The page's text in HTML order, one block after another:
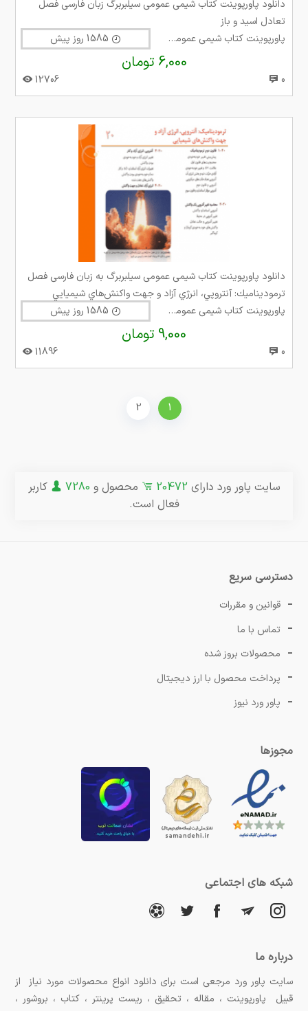
دانلود پاورپوینت کتاب شیمی عمومی سیلبربرگ زبان فارسی فصل
تعادل اسید و باز
پاورپوینت کتاب شیمی عمومی سیلبربرگ
6,000 تومان
0
12706
دانلود پاورپوینت کتاب شیمی عمومی سیلبربرگ به زبان فارسی فصل
ترموديناميك: آنتروپي، انرژي آزاد و جهت واكنش‌هاي شيميايي
پاورپوینت کتاب شیمی عمومی سیلبربرگ
9,000 تومان
0
11896
1
2
سایت پاور ورد دارای 20472 محصول و 7280
کاربر
فعال است.
دسترسی سریع
قوانین و مقررات
تماس با ما
محصولات بروز شده
پرداخت محصول با ارز دیجیتال
پاور ورد نیوز
مجوزها
شبکه های اجتماعی
درباره ما
سایت پاور ورد مرجعی است برای دانلود انواع محصولات مورد نیاز از
قبیل پاورپوینت ، مقاله ، تحقیق ، ریست پرینتر ، کتاب ، بروشور ،